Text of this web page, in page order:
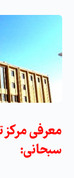
معرفی
سبحانی: